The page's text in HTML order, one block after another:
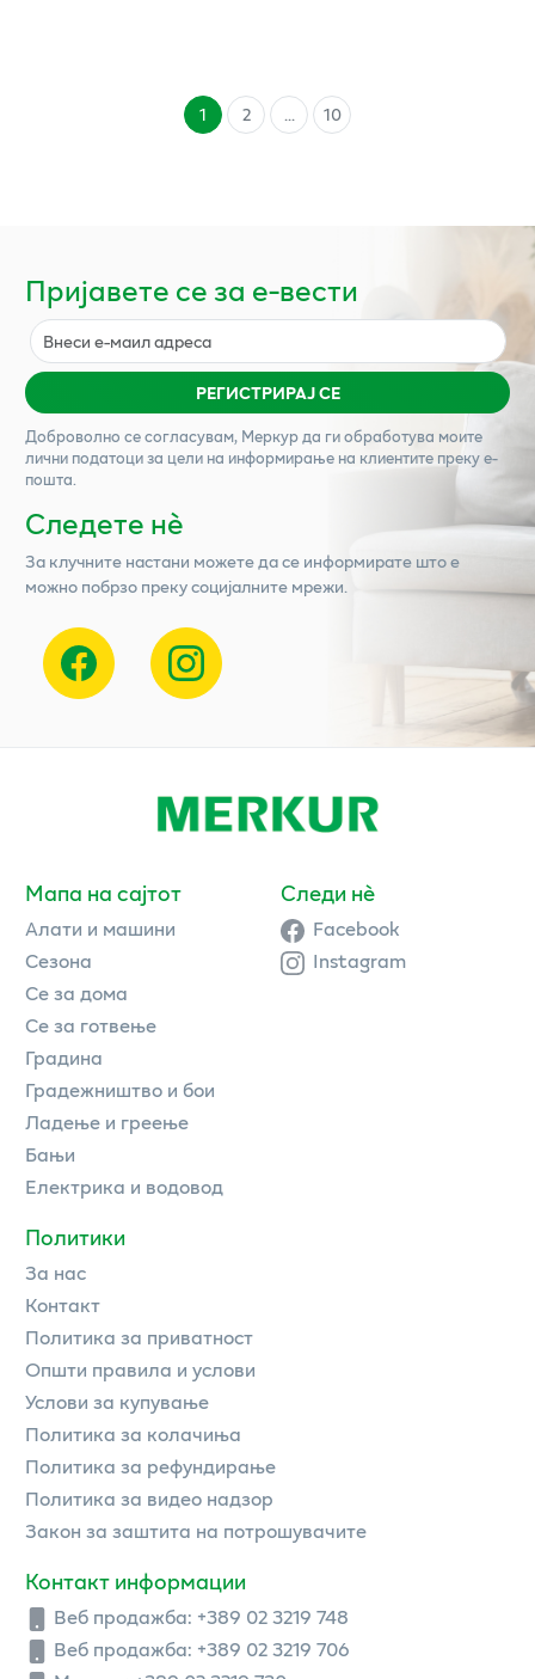
1 2 ... 10
Пријавете се за е-вести
РЕГИСТРИРАЈ СЕ
Доброволно се согласувам, Меркурда ги обработува моите
лични податоци за цели на информирање на клиентите преку е-
пошта.
Следете нѐ
За клучните настани можете да се информирате што е
можно побрзо преку социјалните мрежи.
Мапа на сајтот
Алати и машини
Сезона
Се за дома
Се за готвење
Градина
Градежништво и бои
Ладење и греење
Бањи
Електрика и водовод
Политики
За нас
Контакт
Политика за приватност
Општи правила и услови
Услови за купување
Политика за колачиња
Политика за рефундирање
Политика за видео надзор
Закон за заштита на потрошувачите
Контакт информации
Веб продажба: +389 02 3219 748
Веб продажба: +389 02 3219 706
Следи нè
Facebook
Instagram